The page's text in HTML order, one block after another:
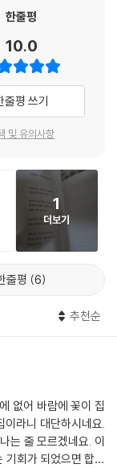
한줄평
10.0
줄평 쓰기
및 유의사항
1
더보기
줄평 6
추천순
없어 바람에 꽃이 집
라니 대단하시네요.
는 줄 모르겠네요. 이
기회가 되었으면 합니